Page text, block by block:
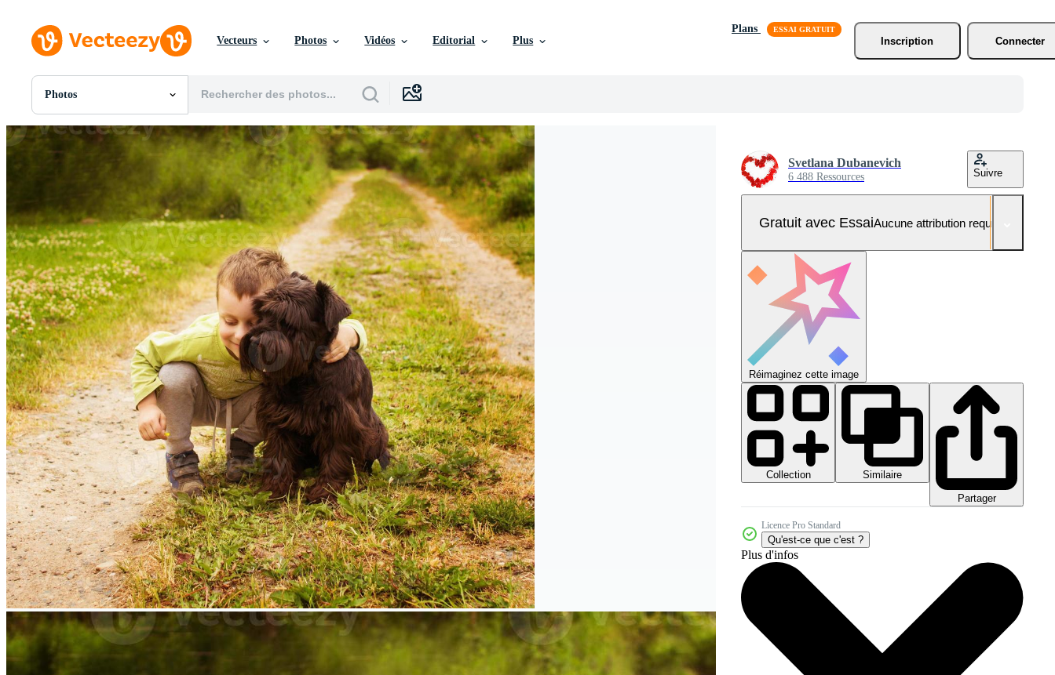
Vecteurs Photos Vidéos Editorial Plus
Plans
Inscription
Connecter
Photos
Toutes Images
Photos
Vecteurs
Vidéos
Motion graphics
Images Éditoriales
Événements Éditoriaux
Svetlana Dubanevich
6 488 Ressources Suivre
Gratuit avec EssaiAucune attribution requise
Réimaginez cette image
Collection
Similaire
Partager
Licence Pro Standard
Qu'est-ce que c'est ?
Plus d'infos